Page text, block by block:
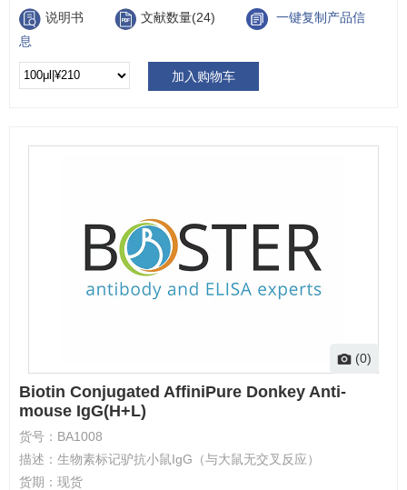
说明书 文献数量(24)
一键复制产品信
息
加入购物车
(0)
Biotin Conjugated AffiniPure Donkey Anti-
mouse IgG(H+L)
货号： BA1008
描述： 生物素标记驴抗小鼠IgG（与大鼠无交叉反应）
货期： 现货